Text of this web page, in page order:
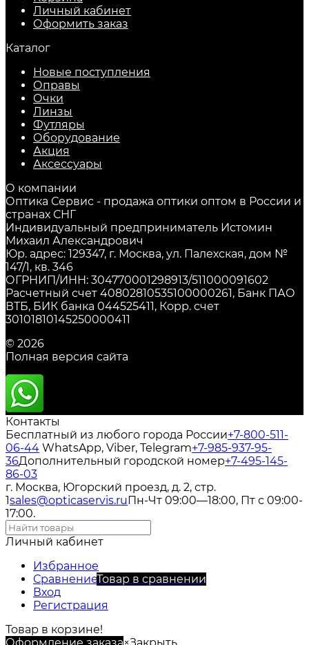
Личный кабинет
Оформить заказ
Каталог
Новые поступления
Оправы
Очки
Линзы
Футляры
Оборудование
Акция
Аксессуары
О компании
Оптика Сервис - продажа оптики оптом в России и
странах СНГ
Индивидуальный предприниматель Истомин
Михаил Александрович
Юр. адрес: 129347, г. Москва, ул. Палехская, дом №
147/1, кв. 346
ОГРНИП/ИНН: 304770001298913/511000091602
Расчетный счет 40802810535100000261, Банк ПАО
ВТБ, БИК банка 044525411, Корр. счет
30101810145250000411
© 2026
Полная версия сайта
Контакты
Бесплатный из любого города России+7-800-511-
06-44 WhatsApp, Viber, Telegram+7-985-937-95-
36Дополнительный городской номер+7-495-145-
86-03
г. Москва, Югорский проезд, д. 2, стр.
1sales@opticaservis.ruПн-Чт 09:00—18:00, Пт с 09:00-
17:00.
Личный кабинет
Избранное
СравнениеТовар в сравнении
Вход
Регистрация
Товар в корзине!